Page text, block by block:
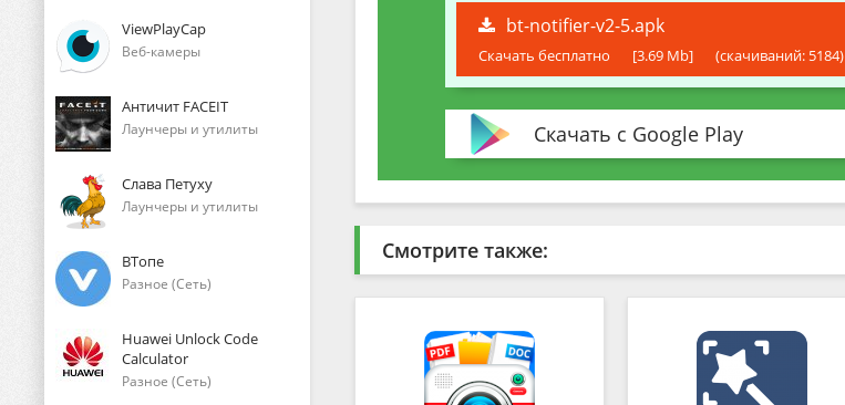
ViewPlayCap
Веб-камеры
Античит FACEIT
Лаунчеры и утилиты
Слава Петуху
Лаунчеры и утилиты
ВТопе
Разное (Сеть)
Huawei Unlock Code
Calculator
Разное (Сеть)
bt-notifier-v2-5.apk
Скачать бесплатно [3.69 Mb] (cкачиваний: 5184)
Скачать с Google Play
Смотрите также: